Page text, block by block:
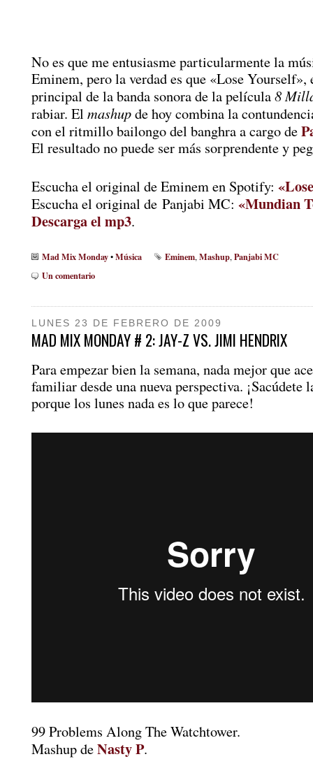
No es que me entusiasme particularmente la
Eminem, pero la verdad es que «Lose Yourself»,
principal de la banda sonora de la película8
rabiar. El mashupde hoy combina la
con el ritmillo bailongo del banghra a cargo de
El resultado no puede ser más sorprendente y
Escucha el original de Eminem en Spotify:
Escucha el original de Panjabi MC: «Mundian
Descarga el mp3.
Mad Mix Monday•Música Eminem, Mashup, Panjabi MC
Un comentario
LUNES 23 DE FEBRERO DE 2009
MAD MIX MONDAY # 2: JAY-Z VS. JIMI HENDRIX
Para empezar bien la semana, nada mejor que
familiar desde una nueva perspectiva. ¡Sacúdete
porque los lunes nada es lo que parece!
99 Problems Along The Watchtower.
Mashup deNasty P.